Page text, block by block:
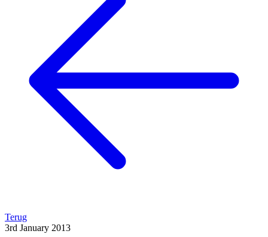
Terug
3rd January 2013